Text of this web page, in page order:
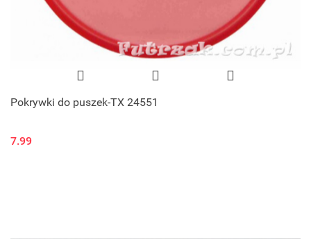
Pokrywki do puszek-TX 24551
7.99